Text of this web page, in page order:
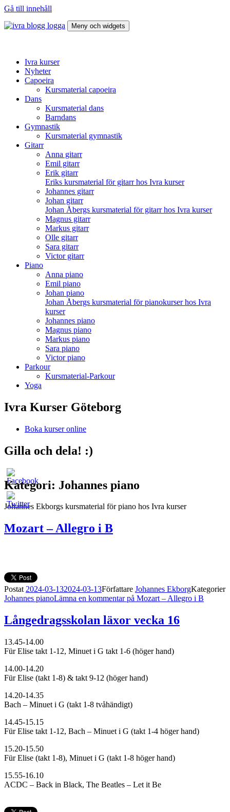
Gå till innehåll
Meny och widgets
Ivra kurser
Nyheter
Capoeira
Kursmaterial capoeira
Dans
Kursmaterial dans
Barndans
Gymnastik
Kursmaterial gymnastik
Gitarr
Anna gitarr
Emil gitarr
Erik gitarr
Eriks kursmaterial för gitarr hos Ivra kurser
Johannes gitarr
Johan gitarr
Johan Åbergs kursmaterial för gitarr hos Ivra kurser
Magnus gitarr
Markus gitarr
Olle gitarr
Sara gitarr
Victor gitarr
Piano
Anna piano
Emil piano
Johan piano
Johan Åbergs kursmaterial för pianokurser hos Ivra
kurser
Johannes piano
Magnus piano
Markus piano
Sara piano
Victor piano
Parkour
Kursmaterial-Parkour
Yoga
Ivra Kurser Göteborg
Boka kurser online
Gilla och dela! :)
Kategori: Johannes piano
Johannes Ekborgs kursmaterial för piano hos Ivra kurser
Mozart – Allegro i B
Postat 2024-03-132024-03-13Författare Johannes EkborgKategorier
Johannes pianoLämna en kommentarpå Mozart – Allegro i B
Långedragsskolan läxor vecka 16
13.45-14.00
Für Elise takt 1-12, Minuet i G takt 1-6 (höger hand)
14.00-14.20
Für Elise (takt 1-8) & takt 9-12 (höger hand)
14.20-14.35
Bach – Minuet i G (takt 1-8 tvåhändigt)
14.45-15.15
Für Elise takt 1-12, Bach – Minuet i G (takt 1-4 höger hand)
15.20-15.50
Für Elise (takt 1-8), Minuet i G (takt 1-8 höger hand)
15.55-16.10
ACDC – Back in Black, The Beatles – Let it Be